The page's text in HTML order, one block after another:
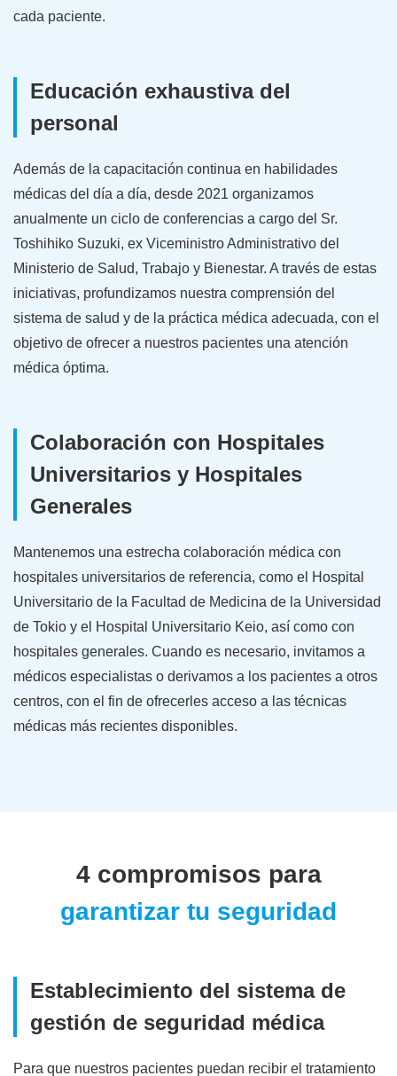
cada paciente.
Educación exhaustiva del
personal
Además de la capacitación continua en habilidades
médicas del día a día, desde 2021 organizamos
anualmente un ciclo de conferencias a cargo del Sr.
Toshihiko Suzuki, ex Viceministro Administrativo del
Ministerio de Salud, Trabajo y Bienestar. A través de estas
iniciativas, profundizamos nuestra comprensión del
sistema de salud y de la práctica médica adecuada, con el
objetivo de ofrecer a nuestros pacientes una atención
médica óptima.
Colaboración con Hospitales
Universitarios y Hospitales
Generales
Mantenemos una estrecha colaboración médica con
hospitales universitarios de referencia, como el Hospital
Universitario de la Facultad de Medicina de la Universidad
de Tokio y el Hospital Universitario Keio, así como con
hospitales generales. Cuando es necesario, invitamos a
médicos especialistas o derivamos a los pacientes a otros
centros, con el fin de ofrecerles acceso a las técnicas
médicas más recientes disponibles.
4 compromisos para
garantizar tu seguridad
Establecimiento del sistema de
gestión de seguridad médica
Para que nuestros pacientes puedan recibir el tratamiento